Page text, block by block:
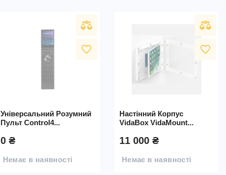
favorite_border
Універсальний Розумний
Пульт Control4...
0 ₴
Немає в наявності
favorite_border
Настінний Корпус
VidaBox VidaMount...
11 000 ₴
Немає в наявності